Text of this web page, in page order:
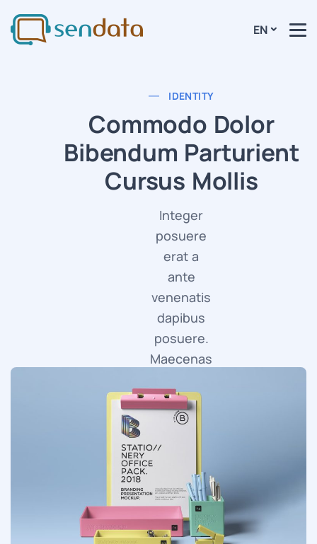
EN
IDENTITY
Commodo Dolor
Bibendum Parturient
Cursus Mollis
Integer
posuere
erat a
ante
venenatis
dapibus
posuere.
Maecenas
mollis
interdum.